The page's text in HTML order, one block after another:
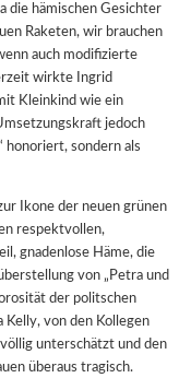
die hämischen Gesichter
Raketen, wir brauchen
auch modifizierte
wirkte Ingrid
Kleinkind wie ein
jedoch
honoriert, sondern als
Ikone der neuen grünen
respektvollen,
gnadenlose Häme, die
von „Petra und
der politschen
von den Kollegen
unterschätzt und den
überaus tragisch.